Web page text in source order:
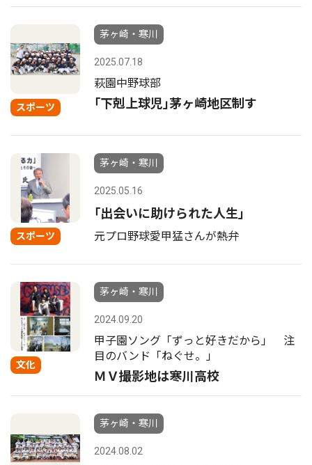
スポーツ
茅ヶ崎・寒川
2025.07.18
萩園中野球部
｢下剋上球児｣茅ヶ崎地区制す
スポーツ
茅ヶ崎・寒川
2025.05.16
｢出会いに助けられた人生｣
元プロ野球愛甲猛さんが熱弁
文化
茅ヶ崎・寒川
2024.09.20
甲子園ソング「ずっと好きだから」 注
目のバンド「ねぐせ。」
ＭＶ撮影地は寒川高校
茅ヶ崎・寒川
2024.08.02